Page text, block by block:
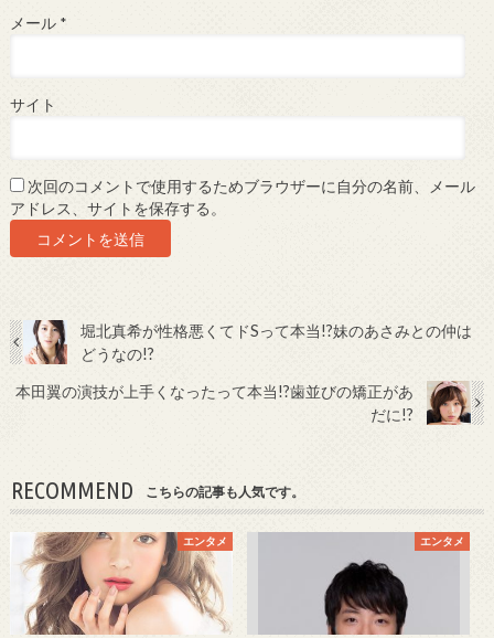
メール *
サイト
次回のコメントで使用するためブラウザーに自分の名前、メール
アドレス、サイトを保存する。
堀北真希が性格悪くてドSって本当!?妹のあさみとの仲は
どうなの!?
本田翼の演技が上手くなったって本当!?歯並びの矯正があ
だに!?
RECOMMEND こちらの記事も人気です。
エンタメ エンタメ